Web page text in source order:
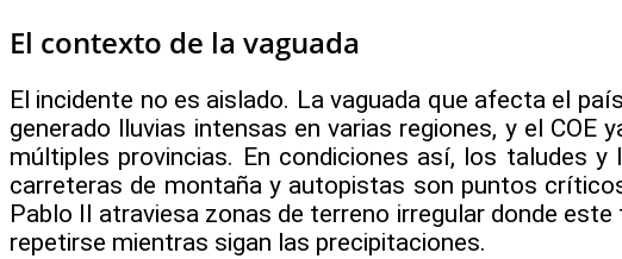
El contexto de la vaguada
El incidente no es aislado. La vaguada que afecta el
generado lluvias intensas en varias regiones, y el COE
múltiples provincias. En condiciones así, los taludes y
carreteras de montaña y autopistas son puntos
Pablo II atraviesa zonas de terreno irregular donde este
repetirse mientras sigan las precipitaciones.